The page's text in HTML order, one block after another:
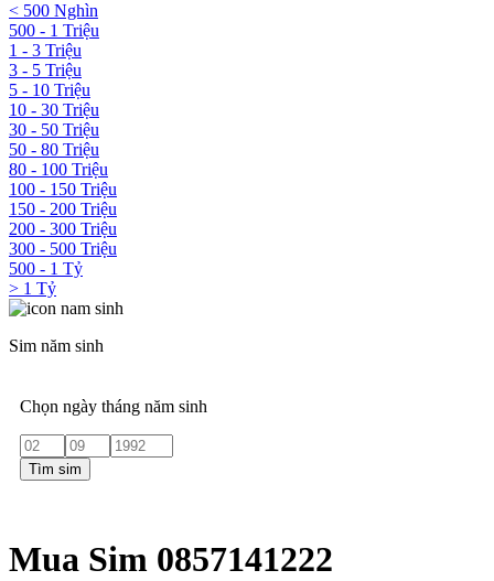
< 500 Nghìn
500 - 1 Triệu
1 - 3 Triệu
3 - 5 Triệu
5 - 10 Triệu
10 - 30 Triệu
30 - 50 Triệu
50 - 80 Triệu
80 - 100 Triệu
100 - 150 Triệu
150 - 200 Triệu
200 - 300 Triệu
300 - 500 Triệu
500 - 1 Tỷ
> 1 Tỷ
Sim năm sinh
Chọn ngày tháng năm sinh
Tìm sim
Mua Sim 0857141222